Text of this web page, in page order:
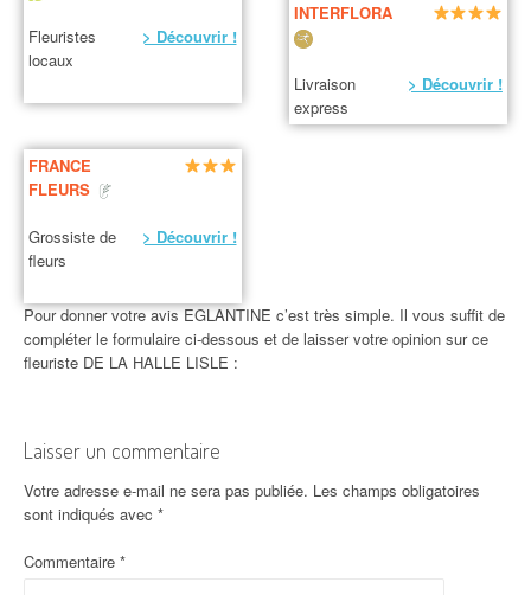
Fleuristes
locaux
> Découvrir !
INTERFLORA
Livraison
express
> Découvrir !
FRANCE
FLEURS
Grossiste de
fleurs
> Découvrir !
Pour donner votre avis EGLANTINE c’est très simple. Il vous suffit de
compléter le formulaire ci-dessous et de laisser votre opinion sur ce
fleuriste DE LA HALLE LISLE :
Laisser un commentaire
Votre adresse e-mail ne sera pas publiée. Les champs obligatoires
sont indiqués avec *
Commentaire *